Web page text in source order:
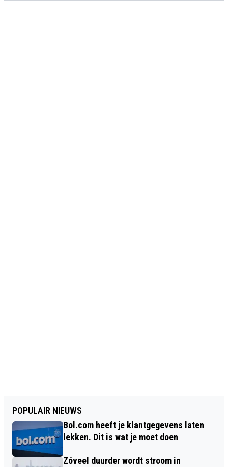
POPULAIR NIEUWS
Bol.com heeft je klantgegevens laten
lekken. Dit is wat je moet doen
Zóveel duurder wordt stroom in